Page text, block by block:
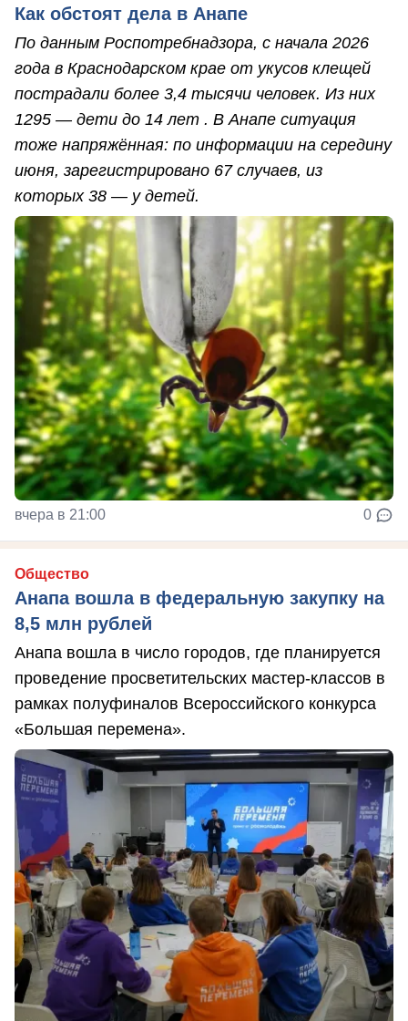
Как обстоят дела в Анапе
По данным Роспотребнадзора, с начала 2026
года в Краснодарском крае от укусов клещей
пострадали более 3,4 тысячи человек. Из них
1295 — дети до 14 лет . В Анапе ситуация
тоже напряжённая: по информации на середину
июня, зарегистрировано 67 случаев, из
которых 38 — у детей.
вчера в 21:00 0
Общество
Анапа вошла в федеральную закупку на
8,5 млн рублей
Анапа вошла в число городов, где планируется
проведение просветительских мастер-классов в
рамках полуфиналов Всероссийского конкурса
«Большая перемена».